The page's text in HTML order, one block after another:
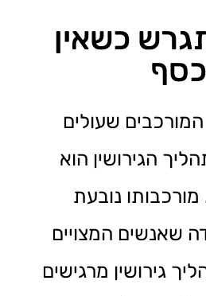
כשאין
כסף
שעולים
הגירושין הוא
נובעת
שאנשים המצויים
גירושין מרגישים